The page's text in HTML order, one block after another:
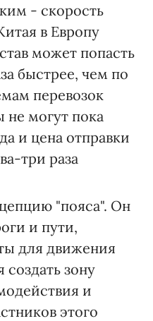
- скорость
в Европу
может попасть
быстрее, чем по
перевозок
могут пока
и цена отправки
три раза
"пояса". Он
и пути,
для движения
зону
и
этого